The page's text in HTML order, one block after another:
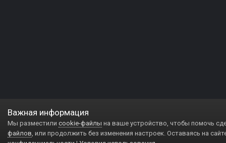
Важная информация
Мы разместили cookie-файлы на ваше устройство, чтобы помочь
файлов, или продолжить без изменения настроек. Оставаясь на